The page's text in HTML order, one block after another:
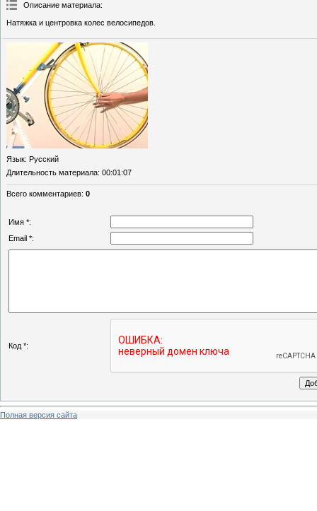
Описание материала:
Натяжка и центровка колес велосипедов.
Язык: Русский
Длительность материала: 00:01:07
Всего комментариев: 0
Имя *:
Email *:
Код *:
Полная версия сайта